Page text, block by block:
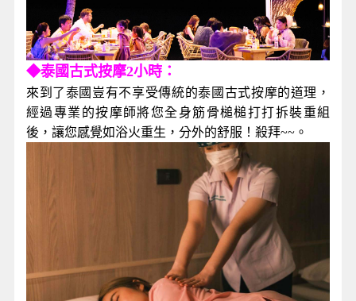
◆泰國古式按摩2小時：
來到了泰國豈有不享受傳統的泰國古式按摩的道理，
經過專業的按摩師將您全身筋骨槌槌打打拆裝重組
後，讓您感覺如浴火重生，分外的舒服！殺拜~~。